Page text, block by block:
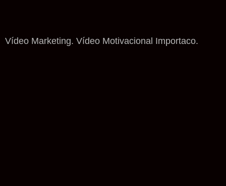
Vídeo Marketing. Vídeo Motivacional Importaco.